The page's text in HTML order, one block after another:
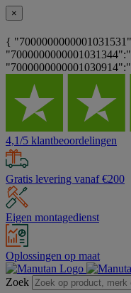
×
{
4,1/5 klantbeoordelingen
Gratis levering vanaf €200
Eigen montagedienst
Oplossingen op maat
Zoek